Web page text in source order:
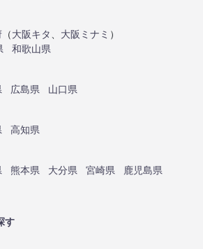
（大阪キタ 大阪ミナミ ）
和歌山県
広島県
山口県
高知県
熊本県 大分県 宮崎県
鹿児島県
す